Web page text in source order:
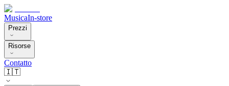
MusicaIn-store
Prezzi
Risorse
Contatto
🇮🇹